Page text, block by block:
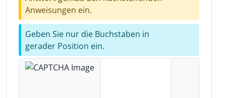
Anweisungen ein.
Geben Sie nur die Buchstaben in
gerader Position ein.